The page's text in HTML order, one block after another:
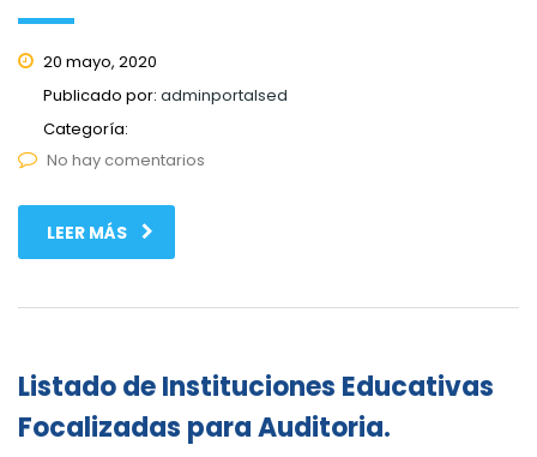
20 mayo, 2020
Publicado por: adminportalsed
Categoría:
No hay comentarios
LEER MÁS
Listado de Instituciones Educativas
Focalizadas para Auditoria.